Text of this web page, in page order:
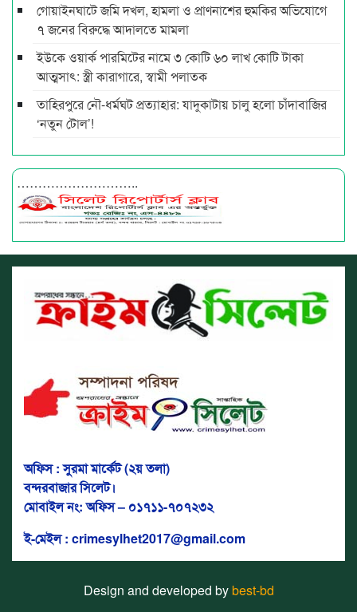
গোয়াইনঘাটে জমি দখল, হামলা ও প্রাণনাশের হুমকির অভিযোগে
৭ জনের বিরুদ্ধে আদালতে মামলা
ইউকে ওয়ার্ক পারমিটের নামে ৩ কোটি ৬০ লাখ কোটি টাকা
আত্মসাৎ: স্ত্রী কারাগারে, স্বামী পলাতক
তাহিরপুরে নৌ-ধর্মঘট প্রত্যাহার: যাদুকাটায় চালু হলো চাঁদাবাজির
‘নতুন টোল’!
………………………..
অফিস : সুরমা মার্কেট (২য় তলা)
বন্দরবাজার সিলেট।
মোবাইল নং: অফিস – ০১৭১১-৭০৭২৩২
ই-মেইল : crimesylhet2017@gmail.com
Design and developed bybest-bd